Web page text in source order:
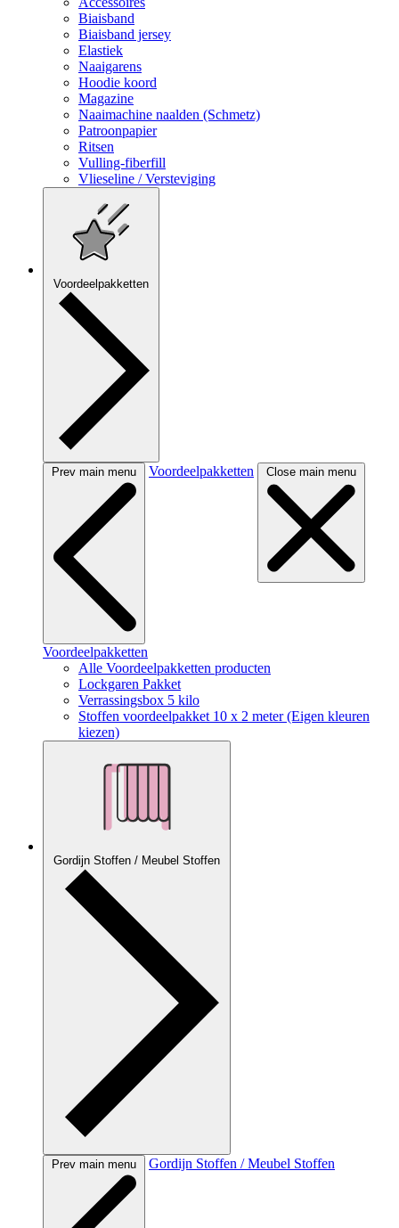
Biaisband
Biaisband jersey
Elastiek
Naaigarens
Hoodie koord
Magazine
Naaimachine naalden (Schmetz)
Patroonpapier
Ritsen
Vulling-fiberfill
Vlieseline / Versteviging
Voordeelpakketten
Prev main menu Voordeelpakketten Close main menu
Voordeelpakketten
Alle Voordeelpakketten producten
Lockgaren Pakket
Verrassingsbox 5 kilo
Stoffen voordeelpakket 10 x 2 meter (Eigen kleuren
kiezen)
Gordijn Stoffen / Meubel Stoffen
Prev main menu Gordijn Stoffen / Meubel Stoffen